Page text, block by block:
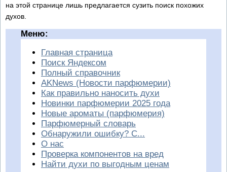
на этой странице лишь предлагается сузить поиск похожих
духов.
Меню:
Главная страница
Поиск Яндексом
Полный справочник
AKNews (Новости парфюмерии)
Как правильно наносить духи
Новинки парфюмерии 2025 года
Новые ароматы (парфюмерия)
Парфюмерный словарь
Обнаружили ошибку? С...
О нас
Проверка компонентов на вред
Найти духи по выгодным ценам